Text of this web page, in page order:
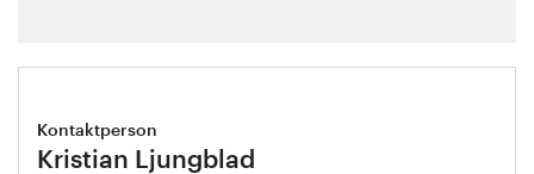
Kontaktperson
Kristian Ljungblad